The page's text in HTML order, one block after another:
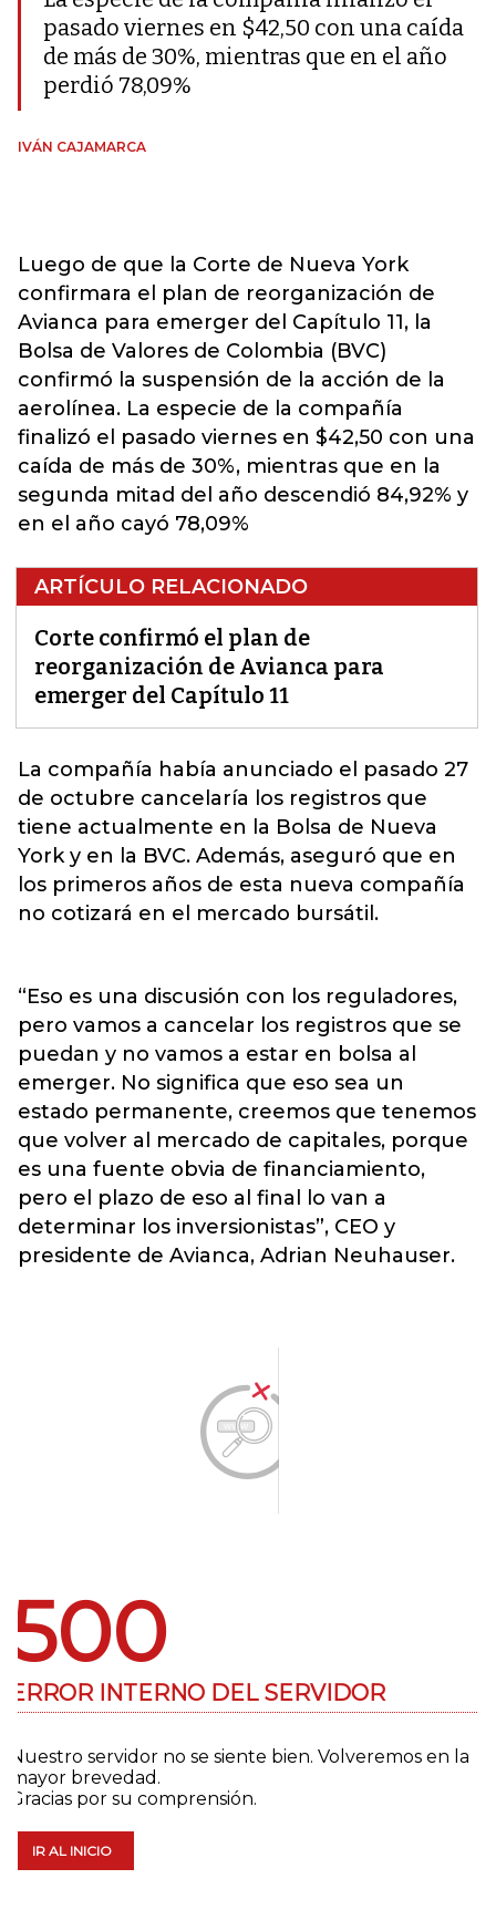
pasado viernes en $42,50 con una caída
de más de 30%, mientras que en el año
perdió 78,09%
IVÁN CAJAMARCA
Luego de que la Corte de Nueva York
confirmara el plan de reorganización de
Avianca para emerger del Capítulo 11, la
Bolsa de Valores de Colombia (BVC)
confirmó la suspensión de la acción de la
aerolínea. La especie de la compañía
finalizó el pasado viernes en $42,50 con una
caída de más de 30%, mientras que en la
segunda mitad del año descendió 84,92% y
en el año cayó 78,09%
ARTÍCULO RELACIONADO
Corte confirmó el plan de
reorganización de Avianca para
emerger del Capítulo 11
La compañía había anunciado el pasado 27
de octubre cancelaría los registros que
tiene actualmente en la Bolsa de Nueva
York y en la BVC. Además, aseguró que en
los primeros años de esta nueva compañía
no cotizará en el mercado bursátil.
“Eso es una discusión con los reguladores,
pero vamos a cancelar los registros que se
puedan y no vamos a estar en bolsa al
emerger. No significa que eso sea un
estado permanente, creemos que tenemos
que volver al mercado de capitales, porque
es una fuente obvia de financiamiento,
pero el plazo de eso al final lo van a
determinar los inversionistas”, CEO y
presidente de Avianca, Adrian Neuhauser.